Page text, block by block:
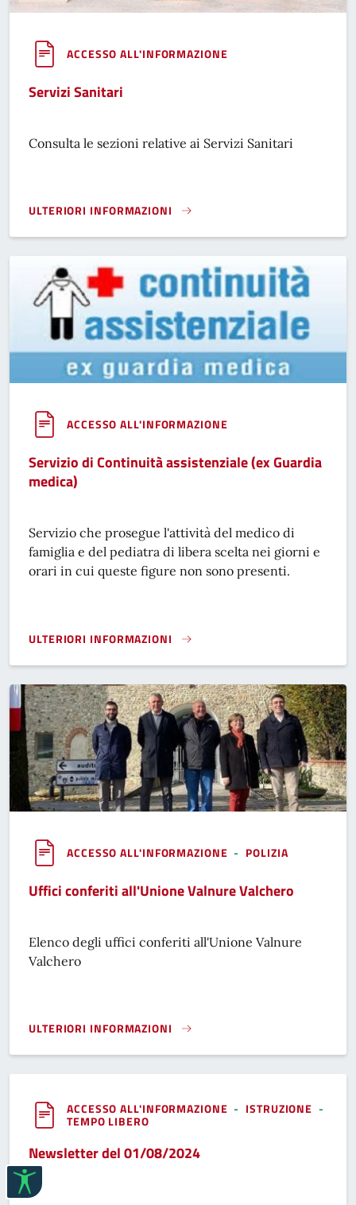
ACCESSO ALL'INFORMAZIONE
Servizi Sanitari
Consulta le sezioni relative ai Servizi Sanitari
ULTERIORI INFORMAZIONI
SERVIZI SANITARI}
ACCESSO ALL'INFORMAZIONE
Servizio di Continuità assistenziale (ex Guardia
medica)
Servizio che prosegue l'attività del medico di
famiglia e del pediatra di libera scelta nei giorni e
orari in cui queste figure non sono presenti.
ULTERIORI INFORMAZIONI
SERVIZIO DI CONTINUITÀ ASSISTENZIALE (EX GUARDIA
ACCESSO ALL'INFORMAZIONE - POLIZIA
Uffici conferiti all'Unione Valnure Valchero
Elenco degli uffici conferiti all'Unione Valnure
Valchero
ULTERIORI INFORMAZIONI
UFFICI CONFERITI ALL'UNIONE VALNURE VALCHERO}
ACCESSO ALL'INFORMAZIONE - ISTRUZIONE -
TEMPO LIBERO
Newsletter del 01/08/2024